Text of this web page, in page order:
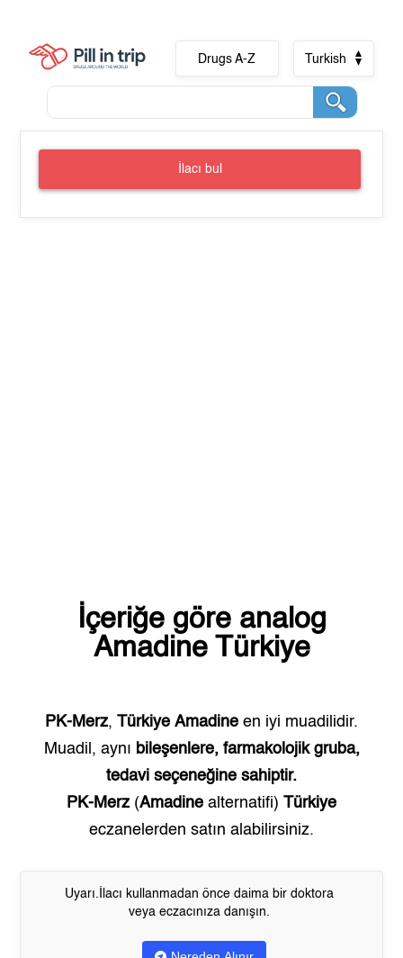
Drugs A-Z Turkish
İlacı bul
İçeriğe göre analog
Amadine Türkiye
PK-Merz, Türkiye Amadine en iyi muadilidir.
Muadil, aynı bileşenlere, farmakolojik gruba,
tedavi seçeneğine sahiptir.
PK-Merz (Amadine alternatifi) Türkiye
eczanelerden satın alabilirsiniz.
Uyarı.İlacı kullanmadan önce daima bir doktora
veya eczacınıza danışın.